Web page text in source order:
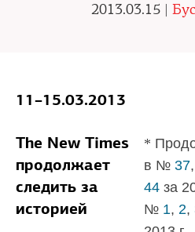
2013.03.15 |
11–15.03.2013
*
в № 37,
44 за
№ 1, 2,
The New Times
продолжает
cледить за
историей